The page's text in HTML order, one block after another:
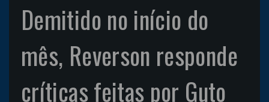
Demitido no início do
mês, Reverson responde
críticas feitas por Guto